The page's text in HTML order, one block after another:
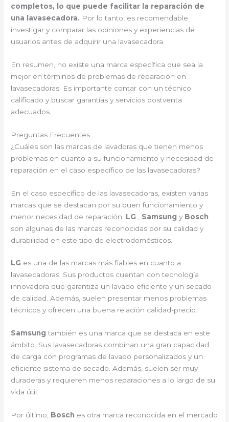
completos, lo que puede facilitar la reparación de
una lavasecadora. Por lo tanto, es recomendable
investigar y comparar las opiniones y experiencias de
usuarios antes de adquirir una lavasecadora.
En resumen, no existe una marca específica que sea la
mejor en términos de problemas de reparación en
lavasecadoras. Es importante contar con un técnico
calificado y buscar garantías y servicios postventa
adecuados.
Preguntas Frecuentes
¿Cuáles son las marcas de lavadoras que tienen menos
problemas en cuanto a su funcionamiento y necesidad de
reparación en el caso específico de las lavasecadoras?
En el caso específico de las lavasecadoras, existen varias
marcas que se destacan por su buen funcionamiento y
menor necesidad de reparación. LG Samsungy Bosch
son algunas de las marcas reconocidas por su calidad y
durabilidad en este tipo de electrodomésticos.
LG es una de las marcas más fiables en cuanto a
lavasecadoras. Sus productos cuentan con tecnología
innovadora que garantiza un lavado eficiente y un secado
de calidad. Además, suelen presentar menos problemas
técnicos y ofrecen una buena relación calidad-precio.
Samsungtambién es una marca que se destaca en este
ámbito. Sus lavasecadoras combinan una gran capacidad
de carga con programas de lavado personalizados y un
eficiente sistema de secado. Además, suelen ser muy
duraderas y requieren menos reparaciones a lo largo de su
vida útil.
Por último, Bosch es otra marca reconocida en el mercado